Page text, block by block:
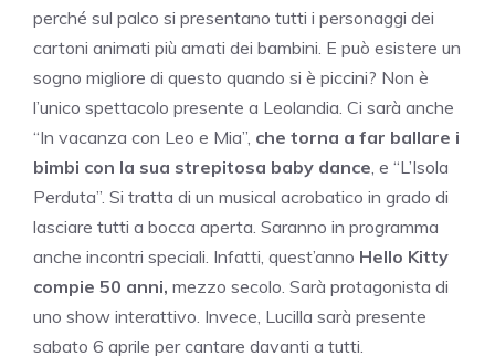
perché sul palco si presentano tutti i personaggi dei
cartoni animati più amati dei bambini. E può esistere un
sogno migliore di questo quando si è piccini? Non è
l’unico spettacolo presente a Leolandia. Ci sarà anche
“In vacanza con Leo e Mia”, che torna a far ballare i
bimbi con la sua strepitosa baby dance , e “L’Isola
Perduta”. Si tratta di un musical acrobatico in grado di
lasciare tutti a bocca aperta. Saranno in programma
anche incontri speciali. Infatti, quest’anno Hello Kitty
compie 50 anni, mezzo secolo. Sarà protagonista di
uno show interattivo. Invece, Lucilla sarà presente
sabato 6 aprile per cantare davanti a tutti.